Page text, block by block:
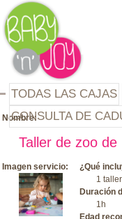
TODAS LAS CAJAS
CONSULTA DE
Nombre:
Taller de zoo de
Imagen servicio:
¿Qué
1
Duración
1h
Edad